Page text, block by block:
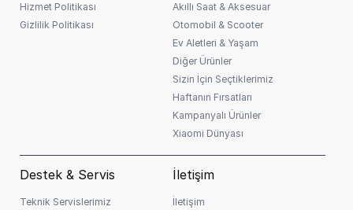
Hizmet Politikası
Gizlilik Politikası
Akıllı Saat & Aksesuar
Otomobil & Scooter
Ev Aletleri & Yaşam
Diğer Ürünler
Sizin İçin Seçtiklerimiz
Haftanın Fırsatları
Kampanyalı Ürünler
Xiaomi Dünyası
Destek & Servis
Teknik Servislerimiz
İletişim
İletişim